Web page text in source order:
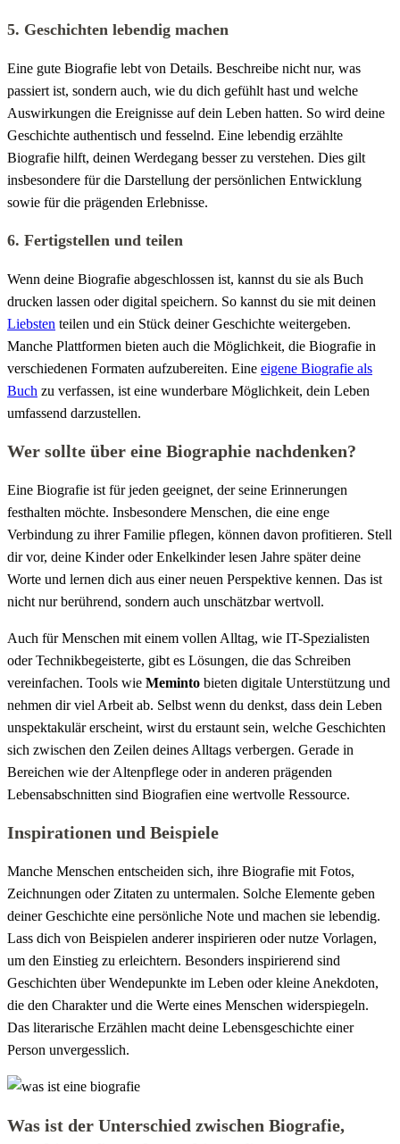
5. Geschichten lebendig machen
Eine gute Biografie lebt von Details. Beschreibe nicht nur, was
passiert ist, sondern auch, wie du dich gefühlt hast und welche
Auswirkungen die Ereignisse auf dein Leben hatten. So wird deine
Geschichte authentisch und fesselnd. Eine lebendig erzählte
Biografie hilft, deinen Werdegang besser zu verstehen. Dies gilt
insbesondere für die Darstellung der persönlichen Entwicklung
sowie für die prägenden Erlebnisse.
6. Fertigstellen und teilen
Wenn deine Biografie abgeschlossen ist, kannst du sie als Buch
drucken lassen oder digital speichern. So kannst du sie mit deinen
Liebsten teilen und ein Stück deiner Geschichte weitergeben.
Manche Plattformen bieten auch die Möglichkeit, die Biografie in
verschiedenen Formaten aufzubereiten. Eine eigene Biografie als
Buch zu verfassen, ist eine wunderbare Möglichkeit, dein Leben
umfassend darzustellen.
Wer sollte über eine Biographie nachdenken?
Eine Biografie ist für jeden geeignet, der seine Erinnerungen
festhalten möchte. Insbesondere Menschen, die eine enge
Verbindung zu ihrer Familie pflegen, können davon profitieren. Stell
dir vor, deine Kinder oder Enkelkinder lesen Jahre später deine
Worte und lernen dich aus einer neuen Perspektive kennen. Das ist
nicht nur berührend, sondern auch unschätzbar wertvoll.
Auch für Menschen mit einem vollen Alltag, wie IT-Spezialisten
oder Technikbegeisterte, gibt es Lösungen, die das Schreiben
vereinfachen. Tools wie Meminto bieten digitale Unterstützung und
nehmen dir viel Arbeit ab. Selbst wenn du denkst, dass dein Leben
unspektakulär erscheint, wirst du erstaunt sein, welche Geschichten
sich zwischen den Zeilen deines Alltags verbergen. Gerade in
Bereichen wie der Altenpflege oder in anderen prägenden
Lebensabschnitten sind Biografien eine wertvolle Ressource.
Inspirationen und Beispiele
Manche Menschen entscheiden sich, ihre Biografie mit Fotos,
Zeichnungen oder Zitaten zu untermalen. Solche Elemente geben
deiner Geschichte eine persönliche Note und machen sie lebendig.
Lass dich von Beispielen anderer inspirieren oder nutze Vorlagen,
um den Einstieg zu erleichtern. Besonders inspirierend sind
Geschichten über Wendepunkte im Leben oder kleine Anekdoten,
die den Charakter und die Werte eines Menschen widerspiegeln.
Das literarische Erzählen macht deine Lebensgeschichte einer
Person unvergesslich.
Was ist der Unterschied zwischen Biografie,